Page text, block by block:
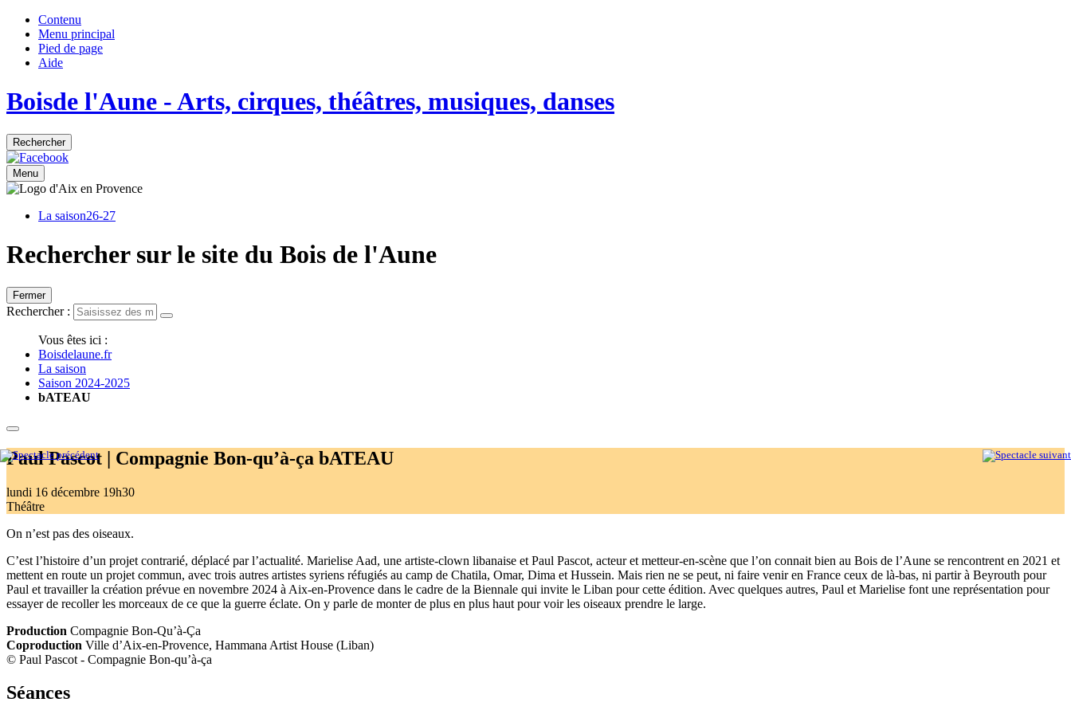
Contenu
Menu principal
Pied de page
Aide
Boisde l'Aune - Arts, cirques, théâtres, musiques, danses
Rechercher
Menu
La saison26-27
Rechercher sur le site du Bois de l'Aune
Fermer
Rechercher :
Vous êtes ici :
Boisdelaune.fr
La saison
Saison 2024-2025
bATEAU
Paul Pascot | Compagnie Bon-qu’à-ça bATEAU
lundi 16 décembre 19h30
Théâtre
On n’est pas des oiseaux.
C’est l’histoire d’un projet contrarié, déplacé par l’actualité. Marielise Aad, une artiste-clown libanaise et Paul Pascot, acteur et metteur-en-scène que l’on connait bien au Bois de l’Aune se rencontrent en 2021 et
mettent en route un projet commun, avec trois autres artistes syriens réfugiés au camp de Chatila, Omar, Dima et Hussein. Mais rien ne se peut, ni faire venir en France ceux de là-bas, ni partir à Beyrouth pour
Paul et travailler la création prévue en novembre 2024 à Aix-en-Provence dans le cadre de la Biennale qui invite le Liban pour cette édition. Avec quelques autres, Paul et Marielise font une représentation pour
essayer de recoller les morceaux de ce que la guerre éclate. On y parle de monter de plus en plus haut pour voir les oiseaux prendre le large.
Production Compagnie Bon-Qu’à-Ça
Coproduction Ville d’Aix-en-Provence, Hammana Artist House (Liban)
© Paul Pascot - Compagnie Bon-qu’à-ça
Séances